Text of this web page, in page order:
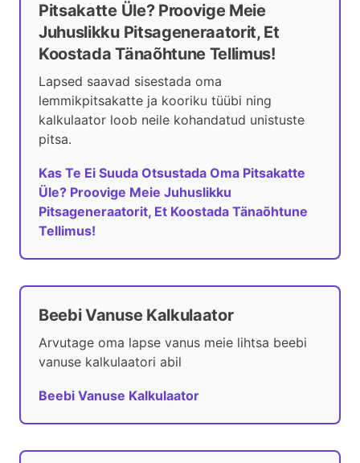
Pitsakatte Üle? Proovige Meie
Juhuslikku Pitsageneraatorit, Et
Koostada Tänaõhtune Tellimus!
Lapsed saavad sisestada oma
lemmikpitsakatte ja kooriku tüübi ning
kalkulaator loob neile kohandatud unistuste
pitsa.
Kas Te Ei Suuda Otsustada Oma Pitsakatte
Üle? Proovige Meie Juhuslikku
Pitsageneraatorit, Et Koostada Tänaõhtune
Tellimus!
Beebi Vanuse Kalkulaator
Arvutage oma lapse vanus meie lihtsa beebi
vanuse kalkulaatori abil
Beebi Vanuse Kalkulaator